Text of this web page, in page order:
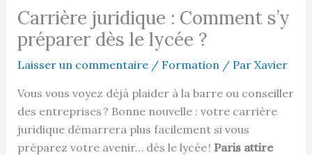
Carrière juridique : Comment s’y
préparer dès le lycée ?
Laisser un commentaire / Formation / Par Xavier
Vous vous voyez déjà plaider à la barre ou conseiller
des entreprises ? Bonne nouvelle : votre carrière
juridique démarrera plus facilement si vous
préparez votre avenir… dès le lycée ! Paris attire